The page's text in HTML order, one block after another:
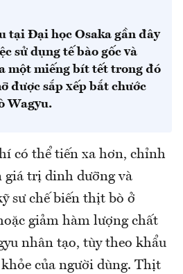
tại Đại học Osaka gần đây
sử dụng tế bào gốc và
một miếng bít tết trong đó
được sắp xếp bắt chước
Wagyu.
có thể tiến xa hơn, chỉnh
giá trị dinh dưỡng và
sư chế biến thịt bò ở
giảm hàm lượng chất
nhân tạo, tùy theo khẩu
khỏe của người dùng. Thịt